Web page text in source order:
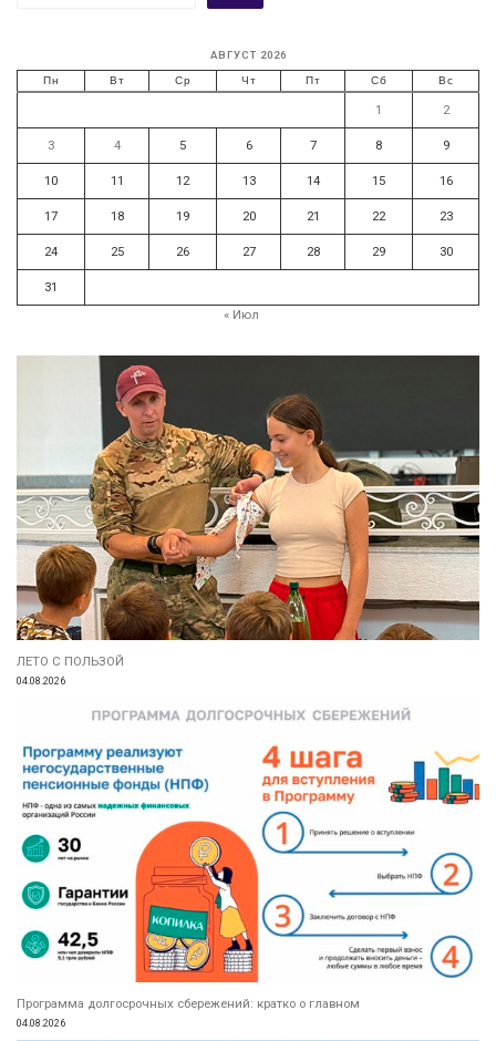
АВГУСТ 2026
Пн Вт Ср Чт Пт Сб Вс
1 2
3 4 5 6 7 8 9
10 11 12 13 14 15 16
17 18 19 20 21 22 23
24 25 26 27 28 29 30
31
« Июл
ЛЕТО С ПОЛЬЗОЙ
04.08.2026
Программа долгосрочных сбережений: кратко о главном
04.08.2026